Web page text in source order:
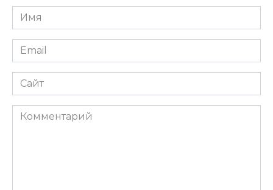
Имя
*
Email
*
Сайт
Комментарий